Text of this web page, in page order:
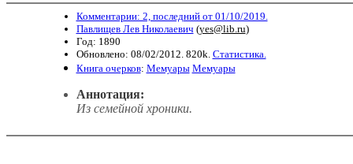
Комментарии: 2, последний от 01/10/2019.
Павлищев Лев Николаевич (yes@lib.ru)
Год: 1890
Обновлено: 08/02/2012. 820k. Статистика.
Книга очерков: Мемуары Мемуары
Аннотация:
Из семейной хроники.